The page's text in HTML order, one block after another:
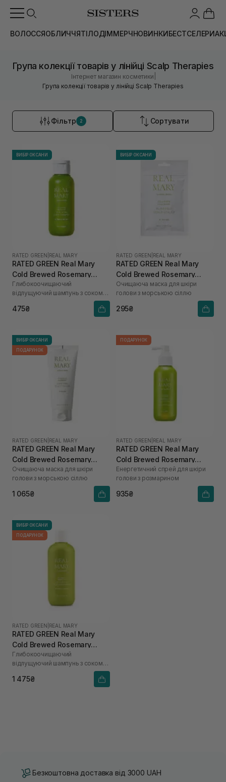
ВОЛОССЯОБЛИЧЧЯТІЛОДІММЕРЧНОВИНКИБЕСТСЕЛЕРИ
Група колекції товарів у лінійці Scalp Therapies
Інтернет магазин косметики
Група колекції товарів у лінійці Scalp Therapies
Фільтр 2 Сортувати
ВИБІР ОКСАНИ
RATED GREEN REAL MARY
RATED GREEN Real Mary
Cold Brewed Rosemary
Exfoliating Scalp Shampoo
100 мл
Глибокоочищаючий
відлущуючий шампунь з соком
475₴
ВИБІР ОКСАНИ
RATED GREEN REAL MARY
RATED GREEN Real Mary
Cold Brewed Rosemary
Purifyng Scalp Scaler 50 мл
Очищаюча маска для шкіри
голови з морською сіллю
295₴
ВИБІР ОКСАНИ
ПОДАРУНОК
RATED GREEN REAL MARY
RATED GREEN Real Mary
Cold Brewed Rosemary
Purifyng Scalp Scaler 200
мл
Очищаюча маска для шкіри
голови з морською сіллю
1 065₴
ПОДАРУНОК
RATED GREEN REAL MARY
RATED GREEN Real Mary
Cold Brewed Rosemary
Energizing Scalp Spray 120
мл
Енергетичний спрей для шкіри
голови з розмарином
935₴
ВИБІР ОКСАНИ
ПОДАРУНОК
RATED GREEN REAL MARY
RATED GREEN Real Mary
Cold Brewed Rosemary
Exfoliating Scalp Shampoo
400 ml
Глибокоочищаючий
відлущуючий шампунь з соком
1 475₴
Безкоштовна доставка від 3000 UAH